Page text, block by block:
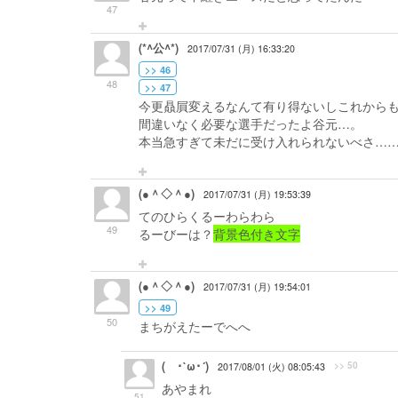
47
48
(*^公^*) 2017/07/31 (月) 16:33:20
>> 46
>> 47
今更贔屓変えるなんて有り得ないしこれか
間違いなく必要な選手だったよ谷元…。
本当急すぎて未だに受け入れられないべさ
49
(●＾◇＾●) 2017/07/31 (月) 19:53:39
てのひらくるーわらわら
るーびーは？背景色付き文字
50
(●＾◇＾●) 2017/07/31 (月) 19:54:01
>> 49
まちがえたーでへへ
( ･`ω･´) 2017/08/01 (火) 08:05:43 >> 50
あやまれ